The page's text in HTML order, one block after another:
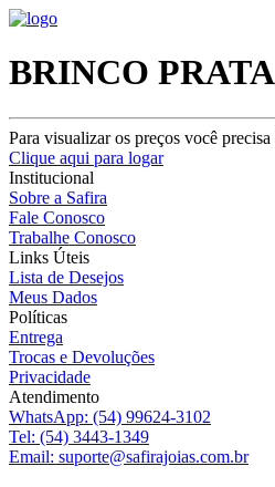
BRINCO PRATA
Para visualizar os preços você
Clique aqui para logar
Institucional
Sobre a Safira
Fale Conosco
Trabalhe Conosco
Links Úteis
Lista de Desejos
Meus Dados
Políticas
Entrega
Trocas e Devoluções
Privacidade
Atendimento
WhatsApp: (54) 99624-3102
Tel: (54) 3443-1349
Email: suporte@safirajoias.com.br